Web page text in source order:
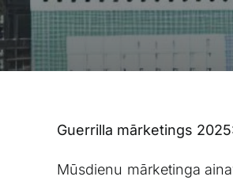
Guerrilla ‍mārketings⁣
Mūsdienu mārketinga⁣